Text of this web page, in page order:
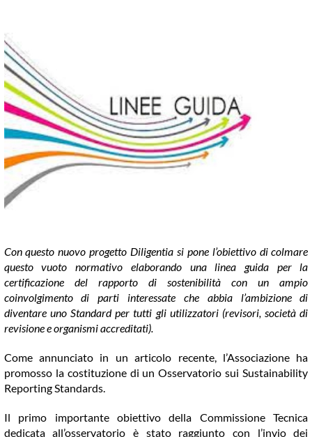
LEARN
PROGRAMS
COMMUNITY
LOGIN
Con questo nuovo progetto Diligentia si pone l’obiettivo di colmare
questo vuoto normativo elaborando una linea guida per la
certificazione del rapporto di sostenibilità con un ampio
coinvolgimento di parti interessate che abbia l’ambizione di
diventare uno Standard per tutti gli utilizzatori (revisori, società di
revisione e organismi accreditati).
Come annunciato in un articolo recente, l’Associazione ha
promosso la costituzione di un Osservatorio sui Sustainability
Reporting Standards.
Il primo importante obiettivo della Commissione Tecnica
dedicata all’osservatorio è stato raggiunto con l’invio dei